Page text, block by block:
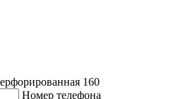
160
Номер телефона